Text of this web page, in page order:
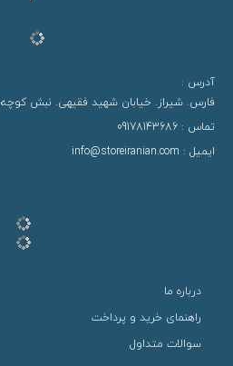
آدرس :
فارس. شیراز. خیابان شهید فقیهی. نبش کوچه 9. فروشگاه استور ایرانیان
تماس : 09178143686
ایمیل : info@storeiranian.com
درباره ما
راهنمای خرید و پرداخت
سوالات متداول